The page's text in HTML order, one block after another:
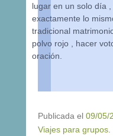
lugar en un solo día
exactamente lo
tradicional
polvo rojo , hacer
oración.
Publicada el 09/05/
Viajes para grupos